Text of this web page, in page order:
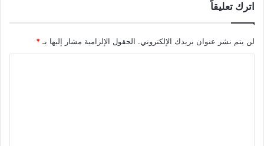
اترك تعليقاً
لن يتم نشر عنوان بريدك الإلكتروني. الحقول الإلزامية مشار إليها بـ*